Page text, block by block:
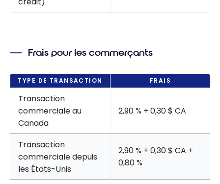
Frais pour les commerçants
TYPE DE TRANSACTION FRAIS
Transaction
commerciale au
Canada
2,90 % + 0,30 $ CA
Transaction
commerciale depuis
les États-Unis
2,90 % + 0,30 $ CA +
0,80 %